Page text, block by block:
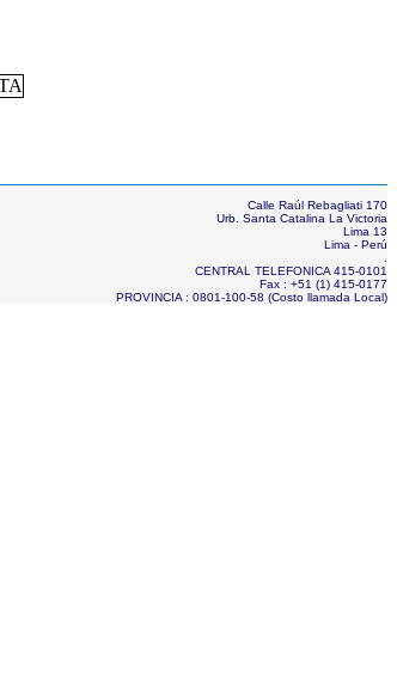
Calle Raúl Rebagliati 170
Urb. Santa Catalina La Victoria
Lima 13
Lima - Perú
CENTRAL TELEFONICA 415-0101
Fax : +51 (1) 415-0177
PROVINCIA : 0801-100-58 (Costo llamada Local)